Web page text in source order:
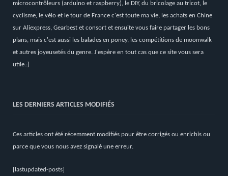
microcontrôleurs (arduino et raspberry), le DIY, du bricolage au tricot, le
cyclisme, le vélo et le tour de France c'est toute ma vie, les achats en Chine
sur Aliexpress, Gearbest et consort et ensuite vous faire partager les bons
plans, mais c'est aussi les balades en poney, les compétitions de moonwalk
et autres joyeusetés du genre. J'espère en tout cas que ce site vous sera
utile.:)
LES DERNIERS ARTICLES MODIFIÉS
Ces articles ont été récemment modifiés pour être corrigés ou enrichis ou
parce que vous nous avez signalé une erreur.
[lastupdated-posts]